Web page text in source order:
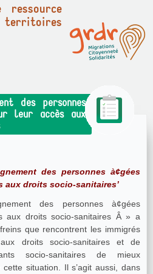
ressource
des personnes
leur accès aux
des personnes à¢gées
aux droits socio-sanitaires’
des personnes à¢gées
aux droits socio-sanitaires Â » a
que rencontrent les immigrés
droits socio-sanitaires et de
socio-sanitaires de mieux
situation. Il s’agit aussi, dans